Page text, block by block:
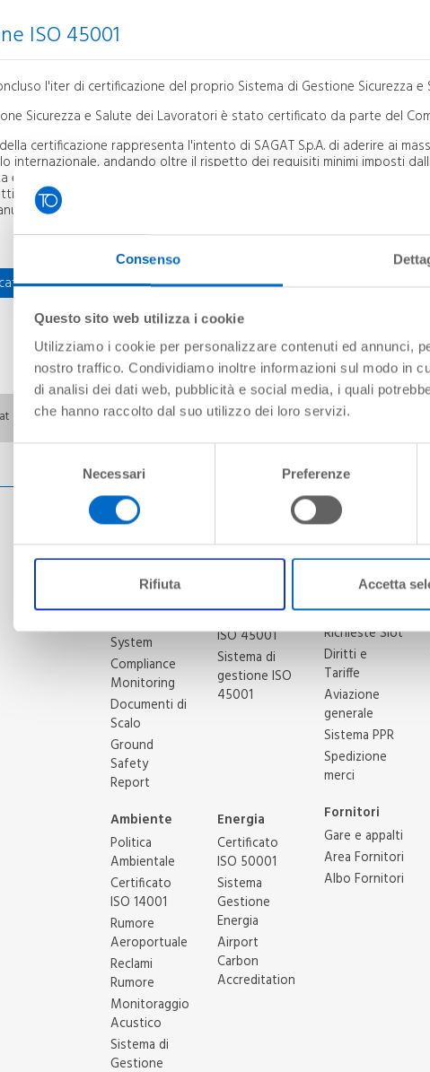
Consenso
Questo sito web utilizza i cookie
Utilizziamo i cookie per personalizzare contenuti ed annunci,
nostro traffico. Condividiamo inoltre informazioni sul modo in
di analisi dei dati web, pubblicità e social media, i quali
che hanno raccolto dal suo utilizzo dei loro servizi.
Necessari Preferenze
Rifiuta Accetta
45001
AMBIENTE
Politica Ambientale
Rumore Aeroportuale
Reclami Rumore
Segnalazioni ambientali
Certificato ISO 50001
Sistema Gestione Energia
Airport Carbon
Accreditation
ISO 45001
l'iter di certificazione del proprio Sistema di Gestione Sicurezza
Sicurezza e Salute dei Lavoratori è stato certificato da parte del
certificazione rappresenta l'intento di SAGAT S.p.A. di aderire ai
internazionale, andando oltre il rispetto dei requisiti minimi imposti
e Salute dei Lavoratori risulta essere un elemento strategico
di supporto, la gestione dei servizi - svolti direttamente o
delle infrastrutture, l'operatività aeronautica.
ISO 45001
Health Safety Environment (HSE) » Sicurezza Lavoro » Certificato ISO 45001
Health Safety Environment
(HSE)
Safety
Safety Policy
Certificato di
Aeroporto
Safety
System
Compliance
Monitoring
Documenti di
Scalo
Ground
Safety
Report
Politica
Certificato
ISO 45001
Sistema di
gestione ISO
45001
Ambiente
Politica
Ambientale
Certificato
ISO 14001
Rumore
Aeroportuale
Reclami
Rumore
Monitoraggio
Acustico
Sistema di
Gestione
Energia
Certificato
ISO 50001
Sistema
Gestione
Energia
Airport
Carbon
Accreditation
Business &
Aviation
Area riservata
Handling
Development
Policy
Richieste Slot
Diritti e
Tariffe
Aviazione
generale
Sistema PPR
Spedizione
merci
Fornitori
Gare e appalti
Area Fornitori
Albo Fornitori